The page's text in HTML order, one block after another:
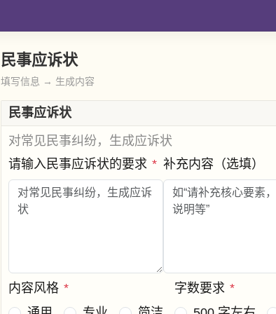
民事应诉状
填写信息 → 生成内容
民事应诉状
对常见民事纠纷，生成应诉状
请输入民事应诉状的要求 * 补充内容（选填）
内容风格 *
字数要求 *